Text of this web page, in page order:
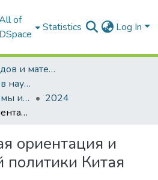
of
DSpace
Statistics Log In
Сборники трудов и материалов конференций
Статьи из сборников научных трудов
Актуальные проблемы инновационного развития агропромышленного комплекса Беларуси
2024
Стратегическая ориентация и цели аграрной политики Китая
ориентация и
политики Китая